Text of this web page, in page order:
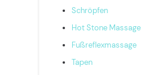
Schröpfen
Hot Stone Massage
Fußreflexmassage
Tapen